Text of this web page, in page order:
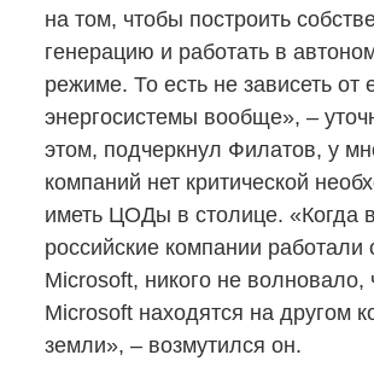
на том, чтобы построить
генерацию и работать в
режиме. То есть не зависеть от
энергосистемы вообще», –
этом, подчеркнул Филатов, у
компаний нет критической
иметь ЦОДы в столице. «Когда
российские компании работали
Microsoft, никого не
Microsoft находятся на другом
земли», – возмутился он.